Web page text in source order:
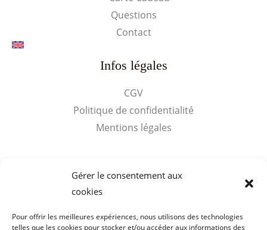
Gérer le consentement aux
cookies
Pour offrir les meilleures expériences, nous utilisons des technologies
telles que les cookies pour stocker et/ou accéder aux informations des
Questions
Contact
Infos légales
CGV
Politique de confidentialité
Mentions légales
Accès rapides
Panier